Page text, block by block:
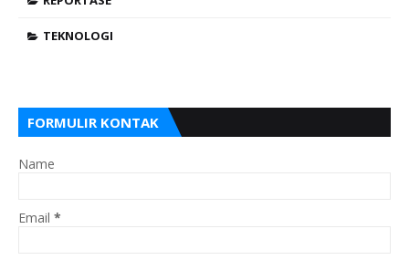
TEKNOLOGI
FORMULIR KONTAK
Name
Email *